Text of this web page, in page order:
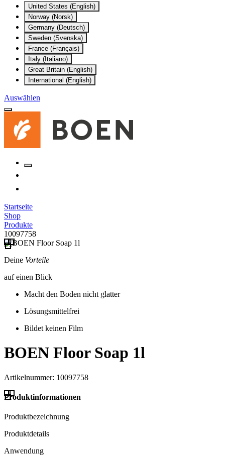
United States (English)
Norway (Norsk)
Germany (Deutsch)
Sweden (Svenska)
France (Français)
Italy (Italiano)
Great Britain (English)
International (English)
Auswählen
Startseite
Shop
Produkte
10097758
Deine Vorteile
auf einen Blick
Macht den Boden nicht glatter
Lösungsmittelfrei
Bildet keinen Film
BOEN Floor Soap 1l
Artikelnummer: 10097758
Produktinformationen
Produktbezeichnung
Produktdetails
Anwendung